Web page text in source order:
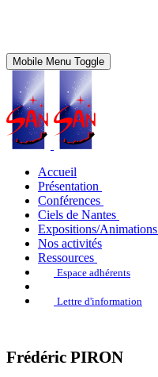
Mobile Menu Toggle
Accueil
Présentation
Conférences
Ciels de Nantes
Expositions/Animations
Nos activités
Ressources
Espace adhérents
Lettre d'information
Frédéric PIRON